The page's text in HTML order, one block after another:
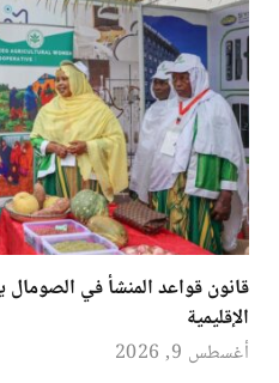
قانون قواعد المنشأ في الصومال
الإقليمية
أغسطس 9, 2026